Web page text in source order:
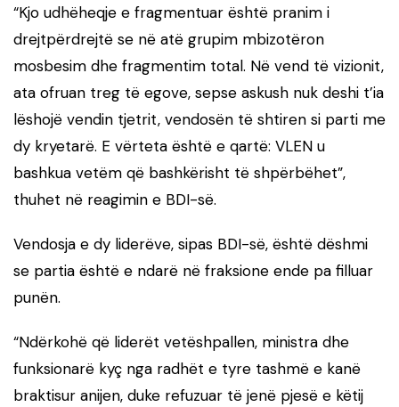
“Kjo udhëheqje e fragmentuar është pranim i
drejtpërdrejtë se në atë grupim mbizotëron
mosbesim dhe fragmentim total. Në vend të vizionit,
ata ofruan treg të egove, sepse askush nuk deshi t’ia
lëshojë vendin tjetrit, vendosën të shtiren si parti me
dy kryetarë. E vërteta është e qartë: VLEN u
bashkua vetëm që bashkërisht të shpërbëhet”,
thuhet në reagimin e BDI-së.
Vendosja e dy liderëve, sipas BDI-së, është dëshmi
se partia është e ndarë në fraksione ende pa filluar
punën.
“Ndërkohë që liderët vetëshpallen, ministra dhe
funksionarë kyç nga radhët e tyre tashmë e kanë
braktisur anijen, duke refuzuar të jenë pjesë e këtij